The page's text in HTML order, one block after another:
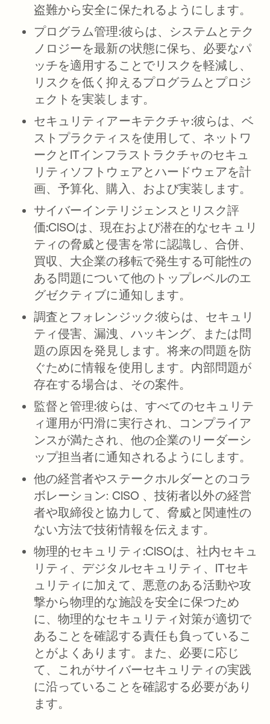
盗難から安全に保たれるようにします。
プログラム管理:彼らは、システムとテク
ノロジーを最新の状態に保ち、必要なパ
ッチを適用することでリスクを軽減し、
リスクを低く抑えるプログラムとプロジ
ェクトを実装します。
セキュリティアーキテクチャ:彼らは、ベ
ストプラクティスを使用して、ネットワ
ークとITインフラストラクチャのセキュ
リティソフトウェアとハードウェアを計
画、予算化、購入、および実装します。
サイバーインテリジェンスとリスク評
価:CISOは、現在および潜在的なセキュリ
ティの脅威と侵害を常に認識し、合併、
買収、大企業の移転で発生する可能性の
ある問題について他のトップレベルのエ
グゼクティブに通知します。
調査とフォレンジック:彼らは、セキュリ
ティ侵害、漏洩、ハッキング、または問
題の原因を発見します。将来の問題を防
ぐために情報を使用します。内部問題が
存在する場合は、その案件。
監督と管理:彼らは、すべてのセキュリテ
ィ運用が円滑に実行され、コンプライア
ンスが満たされ、他の企業のリーダーシ
ップ担当者に通知されるようにします。
他の経営者やステークホルダーとのコラ
ボレーション: CISO 、技術者以外の経営
者や取締役と協力して、脅威と関連性の
ない方法で技術情報を伝えます。
物理的セキュリティ:CISOは、社内セキュ
リティ、デジタルセキュリティ、ITセキ
ュリティに加えて、悪意のある活動や攻
撃から物理的な施設を安全に保つため
に、物理的なセキュリティ対策が適切で
あることを確認する責任も負っているこ
とがよくあります。また、必要に応じ
て、これがサイバーセキュリティの実践
に沿っていることを確認する必要があり
ます。